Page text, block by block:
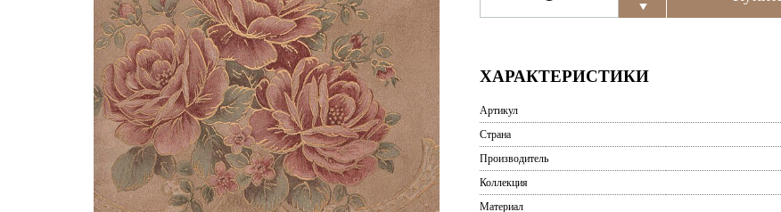
ХАРАКТЕРИСТИКИ
Артикул
Страна
Производитель
Коллекция
Материал